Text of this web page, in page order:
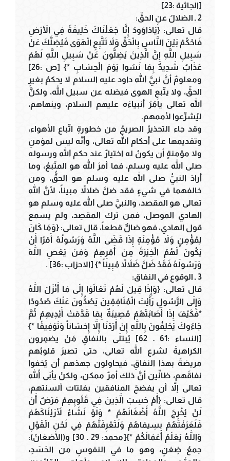
[الجاثية :23]
2 ـ الضلالُ عنِ الحقِّ:
قال تعالى: {يَادَاوُودُ إِنَّا جَعَلْنَاكَ خَلِيفَةً فِي الأَرْضِ
فَاحْكُمْ بَيْنَ النَّاسِ بِالْحَقِّ وَلاَ تَتَّبِعِ الْهَوَى فَيُضِلَّكَ عَنْ
سَبِيلِ اللَّهِ إِنَّ الَّذِينَ يَضِلُّونَ عَنْ سَبِيلِ اللَّهِ لَهُمْ
عَذَابٌ شَدِيدٌ بِمَا نَسُوا يَوْمَ الْحِسَابِ *} [ص :26]
ومعلومٌ أنَّ نبيَّ الله داود عليه السلام لا يحكمُ بغيرِ
الحقِّ، ولا يتّبع الهوى فيضله عن سبيل الله، ولكنَّ
الله تعالى يأمُرُ أنبياءَه عليهم السلام، وينهاهم،
ليُشرِّعوا لأممهم.
وقد جاء التحذيرُ الصريحُ من خطورةِ اتّباع الأهواء،
وتقديمها على أحكام الله تعالى، وأنّه ليس لمؤمنِ
ولا مؤمنةٍ أن يكونُ له اختيارٌ عند حكم الله ورسوله
صلى الله عليه وسلم، فما أمرَ الله هو المتّبعُ، وما
أرادَ النبيُّ صلى الله عليه وسلم هو الحقُّ، ومن
خالفهما في شيءٍ فقد ضلَّ ضلالاً مبيناً، لأنَّ الله
تعالى هو المقصد، والنبيَّ صلى الله عليه وسلم هو
الهادي الموصل، فمن ترك المقصِد، ولم يسمع
قول الهادي، فهو ضالٌّ قطعاً، قال تعالى: {وَمَا كَانَ
لِمُؤْمِنٍ وَلاَ مُؤْمِنَةٍ إِذَا قَضَى اللَّهُ وَرَسُولُهُ أَمْرًا أَنْ
يَكُونَ لَهُمُ الْخِيَرَةُ مِنْ أَمْرِهِمْ وَمَنْ يَعْصِ اللَّهَ
وَرَسُولَهُ فَقَدْ ضَلَّ ضَلاَلاً مُبِيناً *} [الاحزاب :36] .
3 ـ الوقوع في النفاق:
قال تعالى: {وَإِذَا قِيلَ لَهُمْ تَعَالَوْا إِلَى مَا أَنْزَلَ اللَّهُ
وَإِلَى الرَّسُولِ رَأَيْتَ الْمُنَافِقِينَ يَصُدُّونَ عَنْكَ صُدُودًا
*فَكَيْفَ إِذَا أَصَابَتْهُمْ مُصِيبَةٌ بِمَا قَدَّمَتْ أَيْدِيهِمْ ثُمَّ
جَاءُوكَ يَحْلِفُونَ بِاللَّهِ إِنْ أَرَدْنَا إِلاَّ إِحْسَاناً وَتَوْفِيقًا *}
[النساء :61 ـ 62] يُبتلَى بالنفاقِ مَنْ يضمِرون
الكراهيةَ لشرع الله تعالى، حتى تصيرَ قلوبُهم
مريضةً بهذا النفاقِ، فيحاولون جهدَهم أن يُخفوا
نفاقَهم، ظانِّين أنَّ ذلك أمرٌ ممكن، ولكنْ يأبَى اللهُ
تعالى إلاّ أن يفضحَ المنافقين بفلتات ألسنتهم،
قال تعالى: {أَمْ حَسِبَ الَّذِينَ فِي قُلُوبِهِمْ مَرَضٌ أَنْ
لَنْ يُخْرِجَ اللَّهُ أَضْغَانَهُمْ * وَلَوْ نَشَاءُ لأََرَيْنَاكَهُمْ
فَلَعَرَفْتَهُمْ بِسِيمَاهُمْ وَلَتَعْرِفَنَّهُمْ فِي لَحْنِ الْقَوْلِ
وَاللَّهُ يَعْلَمُ أَعْمَالَكُمْ *}[محمد: 29 ـ 30] و(الأضغانُ):
جمعُ ضِغنٍ، وهو ما في النفوسِ من الحَسَدِ،